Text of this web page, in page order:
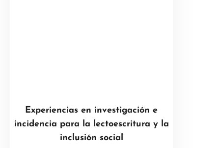
Experiencias en investigación e
incidencia para la lectoescritura y la
inclusión social